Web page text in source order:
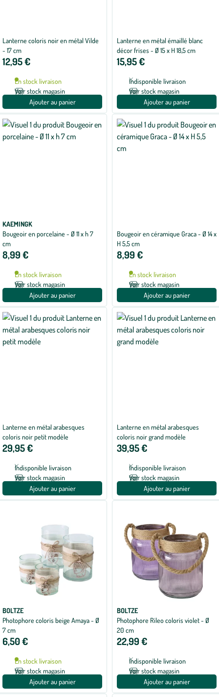
Lanterne coloris noir en métal Vilde
- 17 cm
12,95 €
En stock livraison
Voir stock magasin
Ajouter au panier
Lanterne en métal émaillé blanc
décor frises - Ø 15 x H 18,5 cm
15,95 €
Indisponible livraison
Voir stock magasin
Ajouter au panier
KAEMINGK
Bougeoir en porcelaine - Ø 11 x h 7
cm
8,99 €
En stock livraison
Voir stock magasin
Ajouter au panier
Bougeoir en céramique Graca - Ø 14 x
H 5,5 cm
8,99 €
En stock livraison
Voir stock magasin
Ajouter au panier
Lanterne en métal arabesques
coloris noir petit modèle
29,95 €
Indisponible livraison
Voir stock magasin
Ajouter au panier
Lanterne en métal arabesques
coloris noir grand modèle
39,95 €
Indisponible livraison
Voir stock magasin
Ajouter au panier
BOLTZE
Photophore coloris beige Amaya - Ø
7 cm
6,50 €
En stock livraison
Voir stock magasin
Ajouter au panier
BOLTZE
Photophore Rileo coloris violet - Ø
20 cm
22,99 €
Indisponible livraison
Voir stock magasin
Ajouter au panier